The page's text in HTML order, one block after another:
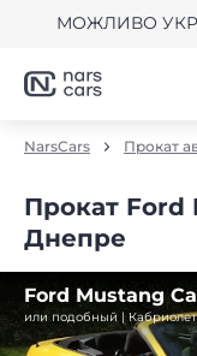
МОЖЛИВО
NarsCars Прокат
Прокат Ford
Днепре
Ford Mustang
или подобный | Кабриолет